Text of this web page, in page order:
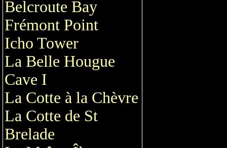
Belcroute Bay
Frémont Point
Icho Tower
La Belle Hougue
Cave I
La Cotte à la Chèvre
La Cotte de St
Brelade